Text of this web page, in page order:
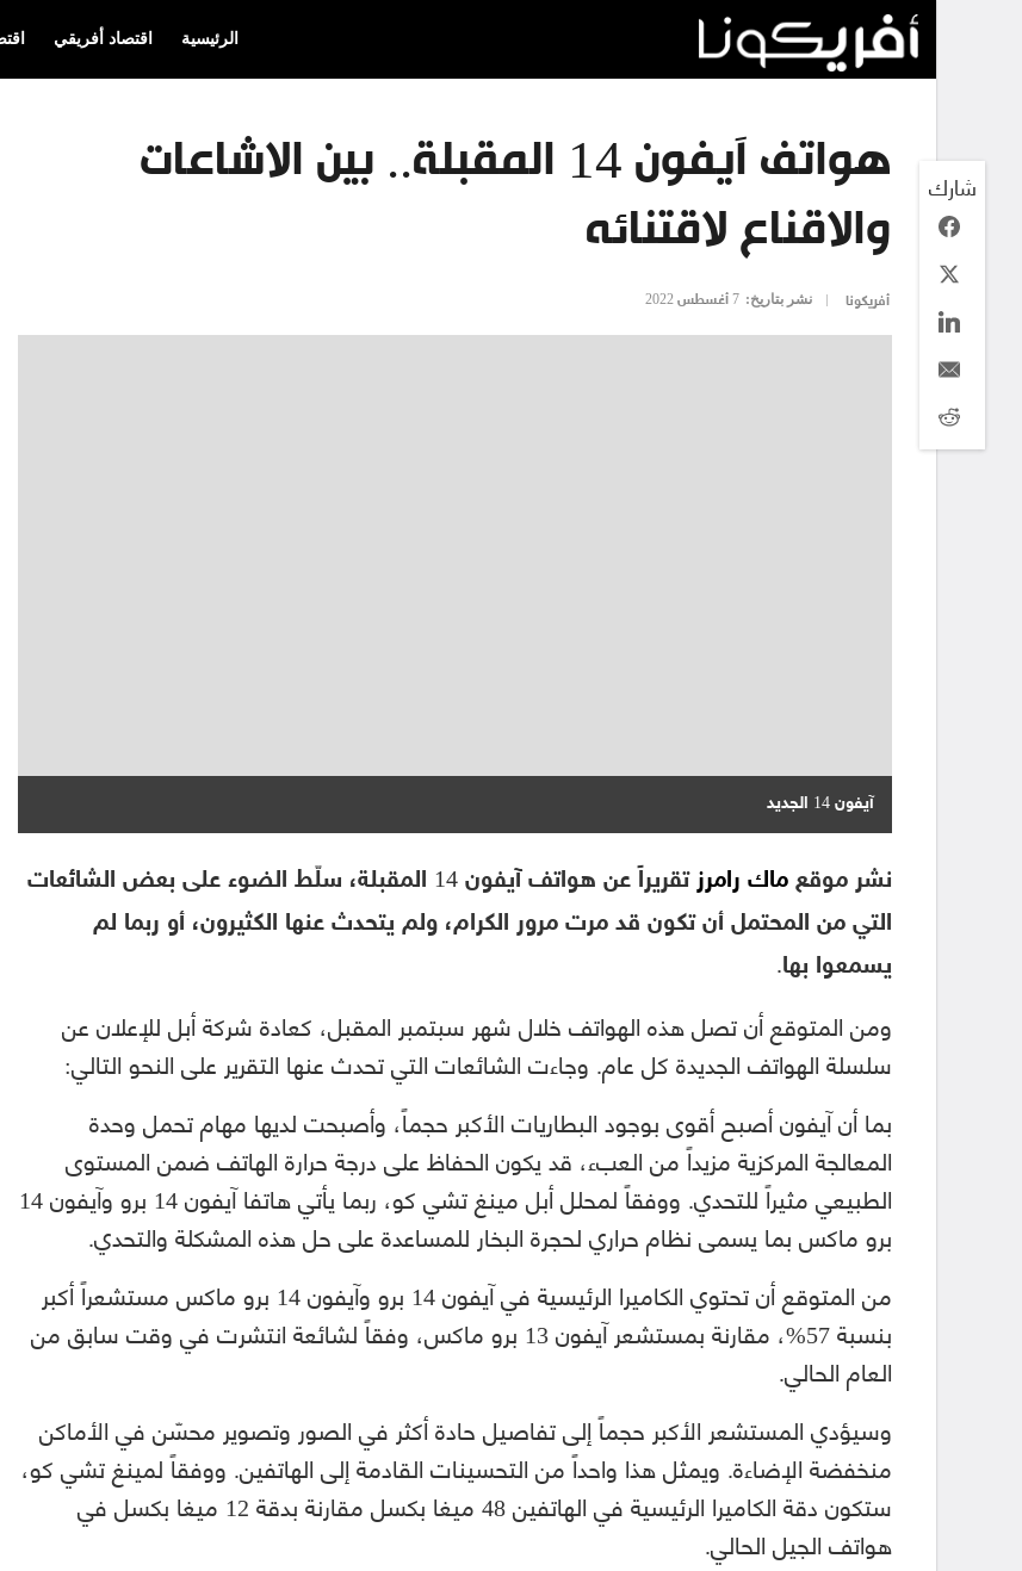
الرئيسية اقتصاد أفريقي
هواتف آيفون 14 المقبلة.. بين الاشاعات
والاقناع لاقتنائه
أفريكونا نشر بتاريخ: 7 أغسطس 2022
آيفون 14 الجديد
شارك
نشر موقع ماك رامرز
تقريراً عن هواتف آيفون 14 المقبلة، سلّط الضوء على بعض الشائعات
التي من المحتمل أن تكون قد مرت مرور الكرام، ولم يتحدث عنها الكثيرون، أو ربما لم
يسمعوا بها.
ومن المتوقع أن تصل هذه الهواتف خلال شهر سبتمبر المقبل، كعادة شركة أبل للإعلان عن
سلسلة الهواتف الجديدة كل عام. وجاءت الشائعات التي تحدث عنها التقرير على النحو التالي:
بما أن آيفون أصبح أقوى بوجود البطاريات الأكبر حجماً، وأصبحت لديها مهام تحمل وحدة
المعالجة المركزية مزيداً من العبء، قد يكون الحفاظ على درجة حرارة الهاتف ضمن المستوى
الطبيعي مثيراً للتحدي. ووفقاً لمحلل أبل مينغ تشي كو، ربما يأتي هاتفا آيفون 14 برو وآيفون 14
برو ماكس بما يسمى نظام حراري لحجرة البخار للمساعدة على حل هذه المشكلة والتحدي.
من المتوقع أن تحتوي الكاميرا الرئيسية في آيفون 14 برو وآيفون 14 برو ماكس مستشعراً أكبر
بنسبة 57%، مقارنة بمستشعر آيفون 13 برو ماكس، وفقاً لشائعة انتشرت في وقت سابق من
العام الحالي.
وسيؤدي المستشعر الأكبر حجماً إلى تفاصيل حادة أكثر في الصور وتصوير محسّن في الأماكن
منخفضة الإضاءة. ويمثل هذا واحداً من التحسينات القادمة إلى الهاتفين. ووفقاً لمينغ تشي كو،
ستكون دقة الكاميرا الرئيسية في الهاتفين 48 ميغا بكسل مقارنة بدقة 12 ميغا بكسل في
هواتف الجيل الحالي.